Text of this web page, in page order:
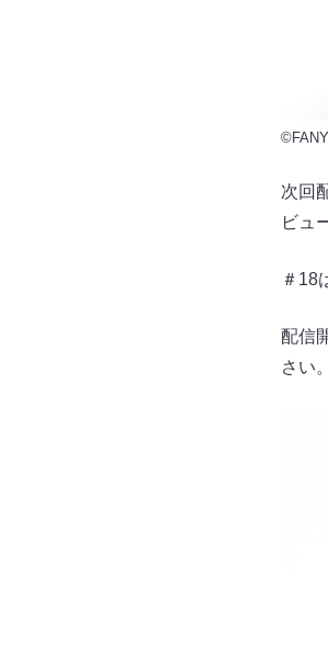
次回
ビュ
＃18
配信
さい。